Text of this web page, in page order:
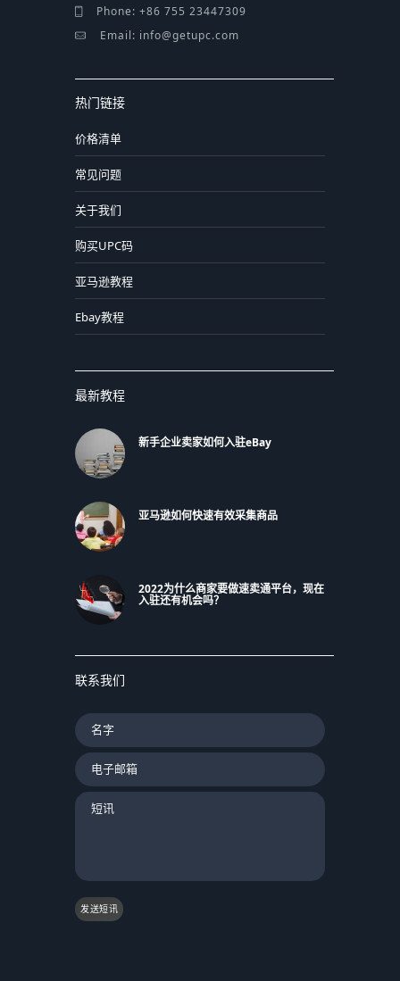
Phone: +86 755 23447309
Email: info@getupc.com
热门链接
价格清单
常见问题
关于我们
购买UPC码
亚马逊教程
Ebay教程
最新教程
新手企业卖家如何入驻eBay
亚马逊如何快速有效采集商品
2022为什么商家要做速卖通平台，现在
入驻还有机会吗？
联系我们
发送短讯